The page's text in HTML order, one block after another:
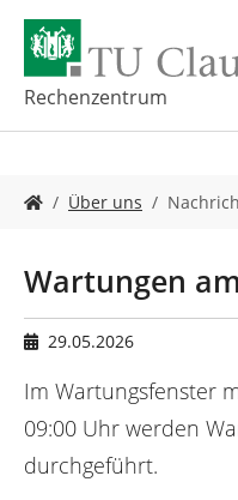
u
Rechenzentrum
i
i
n
d
i
r
:
Über uns
Wartungen
29.05.2026
Im Wartungsfenster
09:00 Uhr werden
durchgeführt.